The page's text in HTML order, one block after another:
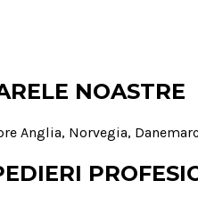
NOASTRE
Anglia, Norvegia,